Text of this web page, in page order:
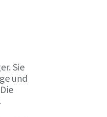
Sie
und